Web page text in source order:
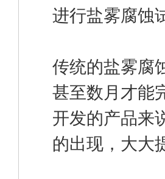
进行盐雾腐蚀
传统的盐雾腐
甚至数月才能
开发的产品来
的出现，大大